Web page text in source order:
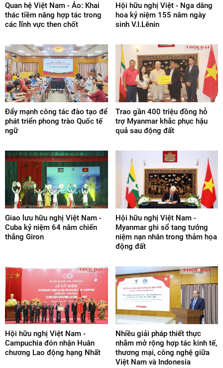
Quan hệ Việt Nam - Áo: Khai
thác tiềm năng hợp tác trong
các lĩnh vực then chốt
Hội hữu nghị Việt - Nga dâng
hoa kỷ niệm 155 năm ngày
sinh V.I.Lênin
Đẩy mạnh công tác đào tạo để
phát triển phong trào Quốc tế
ngữ
Trao gần 400 triệu đồng hỗ
trợ Myanmar khắc phục hậu
quả sau động đất
Giao lưu hữu nghị Việt Nam -
Cuba kỷ niệm 64 năm chiến
thắng Giron
Hội hữu nghị Việt Nam -
Myanmar ghi sổ tang tưởng
niệm nạn nhân trong thảm họa
động đất
Hội hữu nghị Việt Nam -
Campuchia đón nhận Huân
chương Lao động hạng Nhất
Nhiều giải pháp thiết thực
nhằm mở rộng hợp tác kinh tế,
thương mại, công nghệ giữa
Việt Nam và Indonesia